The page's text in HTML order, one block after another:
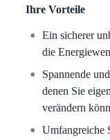
Ihre Vorteile
Ein sicherer
die
Spannende
denen Sie
verändern
Umfangreiche